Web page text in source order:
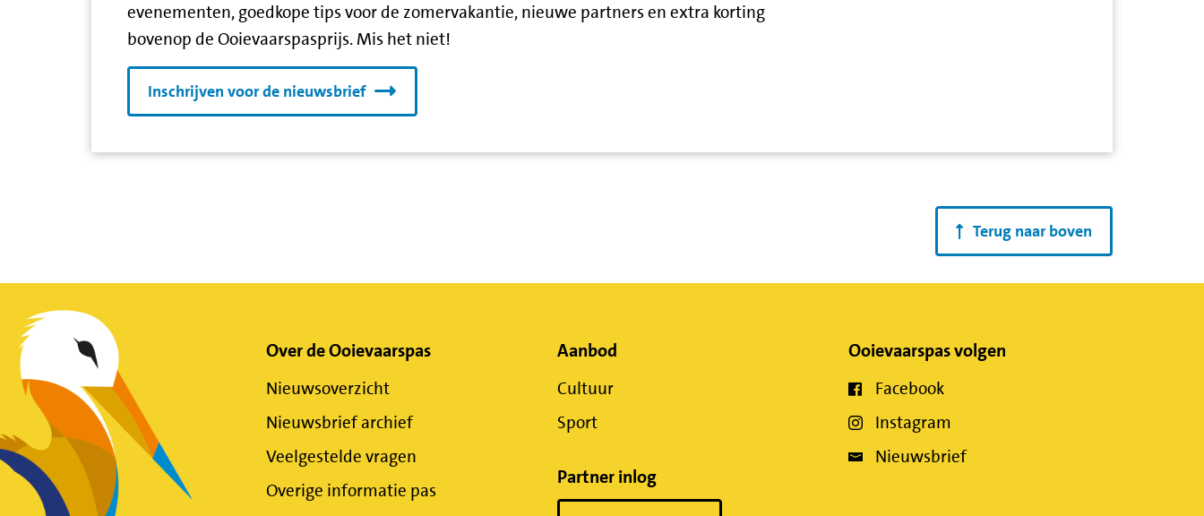
evenementen, goedkope tips voor de zomervakantie, nieuwe partners en extra korting
bovenop de Ooievaarspasprijs. Mis het niet!
Inschrijven voor de nieuwsbrief
Terug naar boven
Belangrijke
links
Over de Ooievaarspas
Nieuwsoverzicht
Nieuwsbrief archief
Veelgestelde vragen
Overige informatie pas
Aanbod
Cultuur
Sport
Partner inlog
Ooievaarspas volgen
Facebook
Instagram
Nieuwsbrief